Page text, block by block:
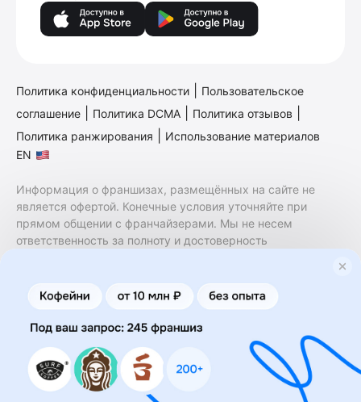
Политика конфиденциальности
Пользовательское
соглашение
Политика DCMA Политика отзывов
Политика ранжирования
Использование материалов
EN
Информация о франшизах, размещённых на сайте не
является офертой. Конечные условия уточняйте при
прямом общении с франчайзерами. Мы не несем
ответственность за полноту и достоверность
финансовые услуги. Заключение договоров
коммерческой концессии (франчайзинга) осуществляется
правообладателями/их представителями. Бизнесменс.ру
не является посредником или представителем
правообладателя и не несет ответственность за условия
предоставления франшизы и действия лиц,
осуществленные на основании информации, имеющейся